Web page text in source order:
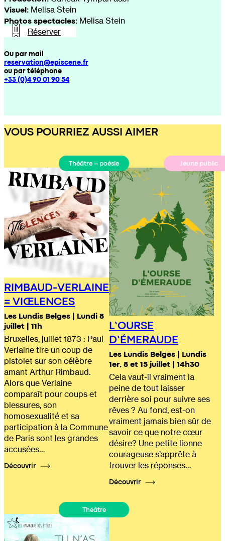
Visuel: Melisa Stein
Photos spectacles: Melisa Stein
Réserver
Ou par mail
reservation@episcene.fr
ou par téléphone
+33 (0)4 90 01 90 54
VOUS POURRIEZ AUSSI AIMER
Théâtre – poésie
RIMBAUD-VERLAINE
= VIŒLENCES
Les Lundis Belges | Lundi 8
juillet | 11h
Bruxelles, juillet 1873 : Paul
Verlaine tire un coup de
pistolet sur son célèbre
amant Arthur Rimbaud.
Alors que Verlaine
comparaît pour coups et
blessures, son
homosexualité et sa
participation à la Commune
de Paris sont les grandes
accusées…
Découvrir
Jeune public
L’OURSE
D’ÉMERAUDE
Les Lundis Belges | Lundis
1er, 8 et 15 juillet | 14h30
Cela vaut-il vraiment la
peine de tout laisser
derrière soi pour suivre ses
rêves ? Au fond, est-on
vraiment jamais bien sûr de
savoir ce que notre cœur
désire? Une petite lionne
courageuse s’apprête à
trouver les réponses…
Découvrir
Théâtre